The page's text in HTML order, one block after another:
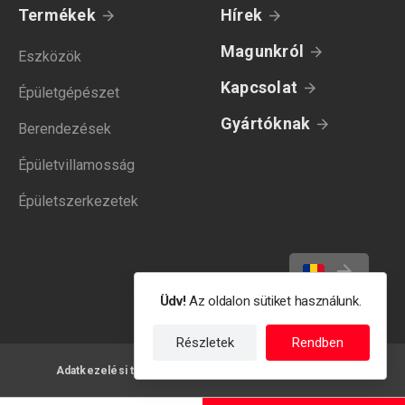
Termékek
Eszközök
Épületgépészet
Berendezések
Épületvillamosság
Épületszerkezetek
Hírek
Magunkról
Kapcsolat
Gyártóknak
Adatkezelési tájékoztató
Üdv!Az oldalon sütiket használunk.
Részletek Rendben